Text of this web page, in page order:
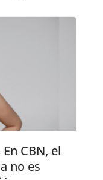
CBN, el
no es